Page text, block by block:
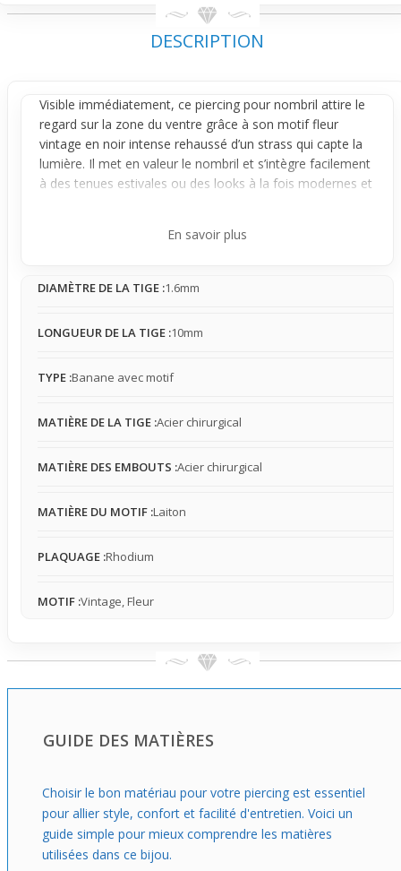
DESCRIPTION
Visible immédiatement, ce piercing pour nombril attire le
regard sur la zone du ventre grâce à son motif fleur
vintage en noir intense rehaussé d’un strass qui capte la
lumière. Il met en valeur le nombril et s’intègre facilement
à des tenues estivales ou des looks à la fois modernes et
avec une tige en acier chirurgical, le
porteur au quotidien. Il peut se faire oublier selon la tenue
certains vêtements serrés qui doivent être choisis avec
Idéal pour l'été, à la plage ou simplement pour sublimer
qui complète et renforce le style en valorisant le ventre. Il
convient à ceux qui veulent un détail esthétique marqué
En savoir plus
DIAMÈTRE DE LA TIGE :1.6mm
LONGUEUR DE LA TIGE :10mm
TYPE :Banane avec motif
MATIÈRE DE LA TIGE :Acier chirurgical
MATIÈRE DES EMBOUTS :Acier chirurgical
MATIÈRE DU MOTIF :Laiton
PLAQUAGE :Rhodium
MOTIF :Vintage, Fleur
GUIDE DES MATIÈRES
Choisir le bon matériau pour votre piercing est essentiel
pour allier style, confort et facilité d'entretien. Voici un
guide simple pour mieux comprendre les matières
utilisées dans ce bijou.